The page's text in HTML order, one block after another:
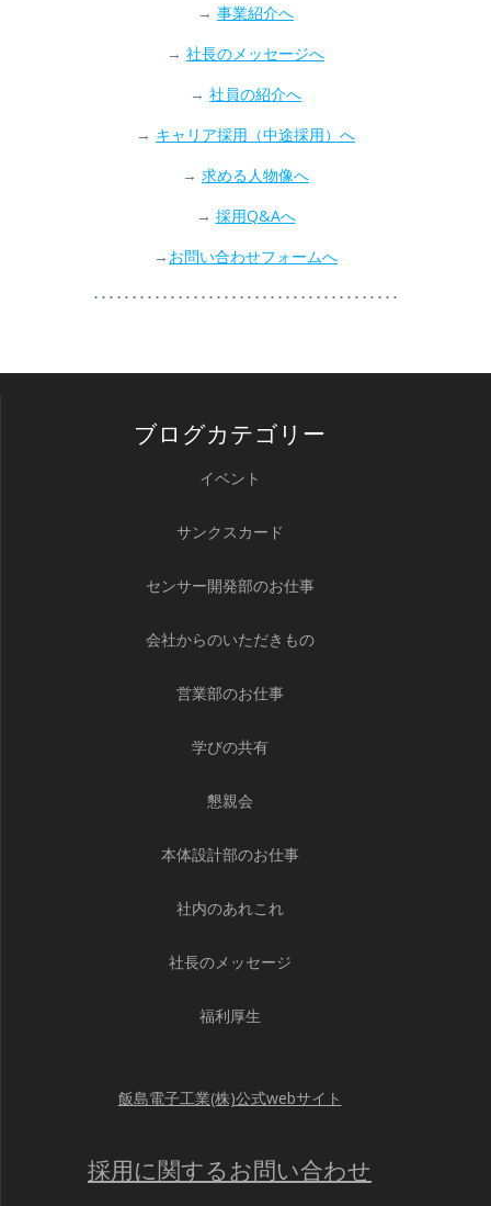
→ 事業紹介へ
→ 社長のメッセージへ
→ 社員の紹介へ
→ キャリア採用（中途採用）へ
→ 求める人物像へ
→ 採用Q&Aへ
→ お問い合わせフォームへ
････････････････････････････････････････
ブログカテゴリー
イベント
サンクスカード
センサー開発部のお仕事
会社からのいただきもの
営業部のお仕事
学びの共有
懇親会
本体設計部のお仕事
社内のあれこれ
社長のメッセージ
福利厚生
飯島電子工業(株)公式webサイト
採用に関するお問い合わせ